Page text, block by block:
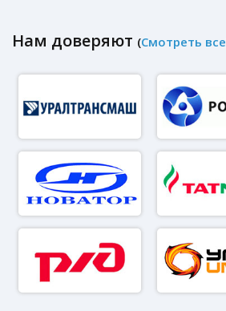
Нам доверяют (Смотреть все